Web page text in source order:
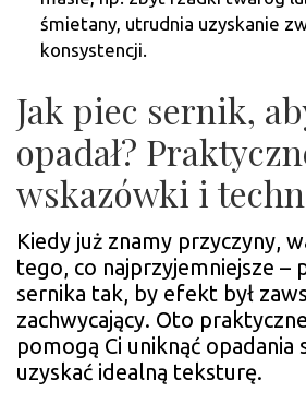
śmietany, utrudnia uzyskanie
konsystencji.
Jak piec sernik,
opadał?
wskazówki i
Kiedy już znamy przyczyny,
tego, co najprzyjemniejsze –
sernika tak, by efekt był
zachwycający. Oto
pomogą Ci uniknąć opadania
uzyskać idealną teksturę.